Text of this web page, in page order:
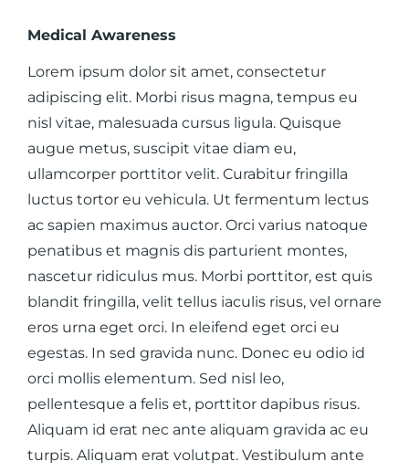
Medical Awareness
Lorem ipsum dolor sit amet, consectetur
adipiscing elit. Morbi risus magna, tempus eu
nisl vitae, malesuada cursus ligula. Quisque
augue metus, suscipit vitae diam eu,
ullamcorper porttitor velit. Curabitur fringilla
luctus tortor eu vehicula. Ut fermentum lectus
ac sapien maximus auctor. Orci varius natoque
penatibus et magnis dis parturient montes,
nascetur ridiculus mus. Morbi porttitor, est quis
blandit fringilla, velit tellus iaculis risus, vel ornare
eros urna eget orci. In eleifend eget orci eu
egestas. In sed gravida nunc. Donec eu odio id
orci mollis elementum. Sed nisl leo,
pellentesque a felis et, porttitor dapibus risus.
Aliquam id erat nec ante aliquam gravida ac eu
turpis. Aliquam erat volutpat. Vestibulum ante